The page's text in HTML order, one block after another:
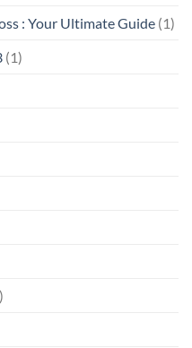
: Your Ultimate Guide (1)
(1)